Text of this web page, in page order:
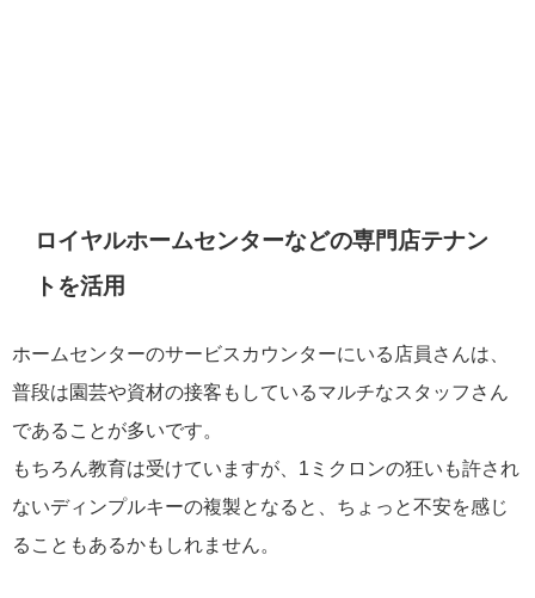
ロイヤルホームセンターなどの専門店テナン
トを活用
ホームセンターのサービスカウンターにいる店員さんは、
普段は園芸や資材の接客もしているマルチなスタッフさん
であることが多いです。
もちろん教育は受けていますが、1ミクロンの狂いも許され
ないディンプルキーの複製となると、ちょっと不安を感じ
ることもあるかもしれません。